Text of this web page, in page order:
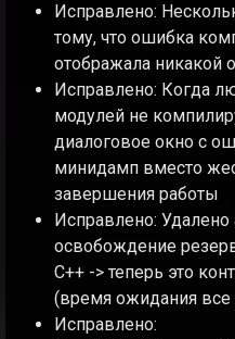
Исправлено:
тому, что ошибка
отображала никакой
Исправлено: Когда
модулей не
диалоговое окно с
минидамп вместо
завершения работы
Исправлено: Удалено
освобождение
C++ -> теперь это
(время ожидания все
Исправлено: